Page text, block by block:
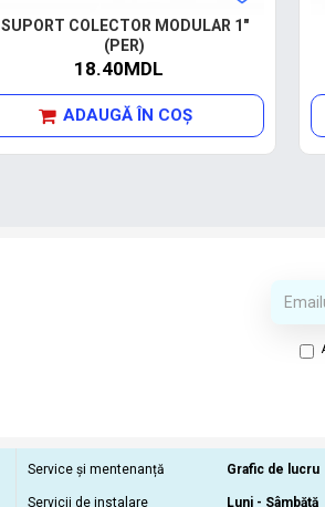
SUPORT COLECTOR MODULAR 1"
(PER)
18.40MDL
ADAUGĂ ÎN COŞ
Service și mentenanță
Servicii de instalare
Grafic de lucru
Luni - Sâmbătă